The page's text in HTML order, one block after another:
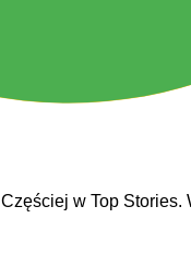
Częściej w Top Stories.